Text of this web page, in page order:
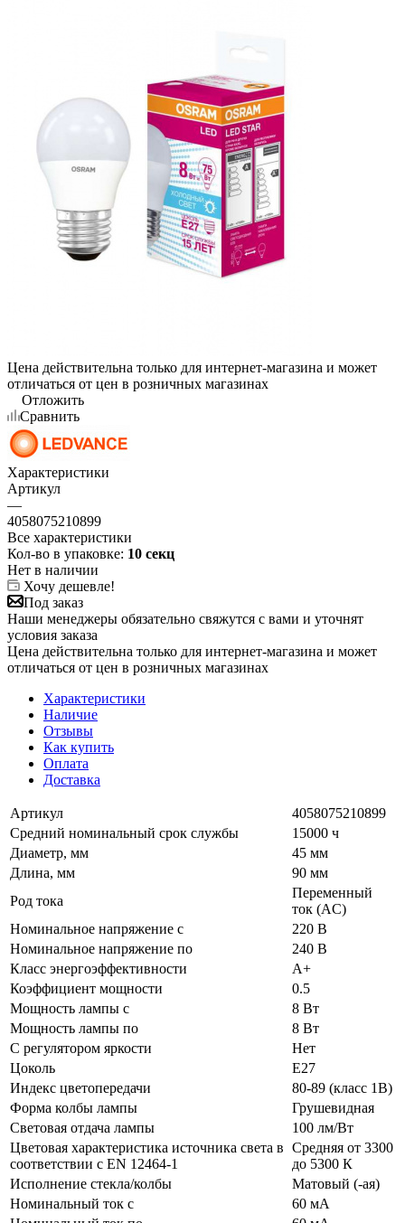
Цена действительна только для интернет-магазина и может
отличаться от цен в розничных магазинах
Отложить
Сравнить
Характеристики
Артикул
—
4058075210899
Все характеристики
Кол-во в упаковке: 10 секц
Нет в наличии
Хочу дешевле!
Под заказ
Наши менеджеры обязательно свяжутся с вами и уточнят
условия заказа
Цена действительна только для интернет-магазина и может
отличаться от цен в розничных магазинах
Характеристики
Наличие
Отзывы
Как купить
Оплата
Доставка
Артикул
4058075210899
Средний номинальный срок службы
15000 ч
Диаметр, мм
45 мм
Длина, мм
90 мм
Род тока
Переменный
ток (AC)
Номинальное напряжение с
220 В
Номинальное напряжение по
240 В
Класс энергоэффективности
A+
Коэффициент мощности
0.5
Мощность лампы с
8 Вт
Мощность лампы по
8 Вт
С регулятором яркости
Нет
Цоколь
E27
Индекс цветопередачи
80-89 (класс 1В)
Форма колбы лампы
Грушевидная
Световая отдача лампы
100 лм/Вт
Цветовая характеристика источника света в
соответствии с EN 12464-1
Средняя от 3300
до 5300 К
Исполнение стекла/колбы
Матовый (-ая)
Номинальный ток с
60 мА